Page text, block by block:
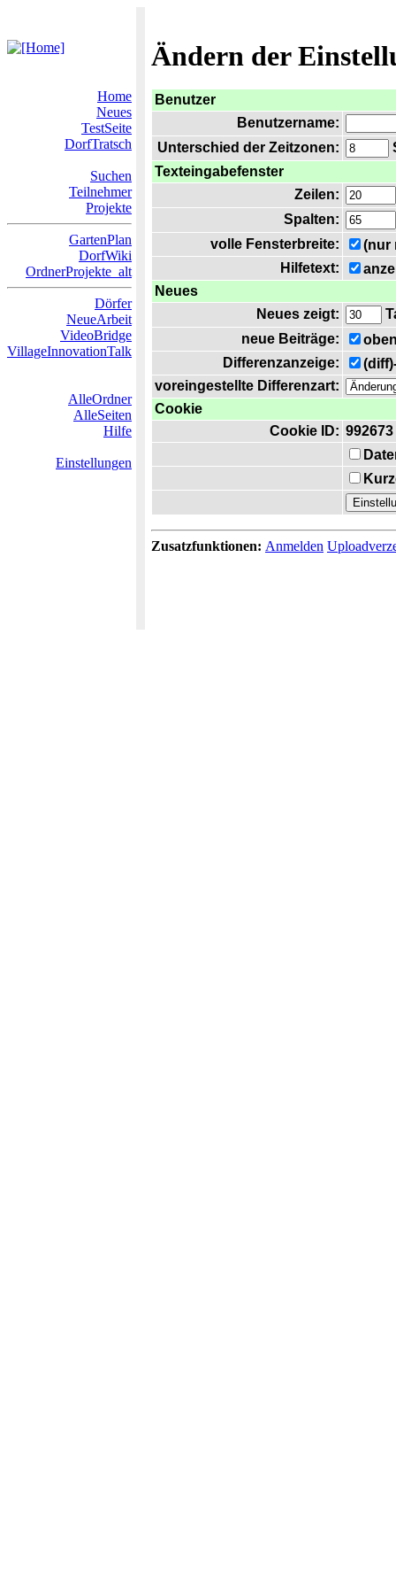
Ändern der
Home
Neues
TestSeite
DorfTratsch
Suchen
Teilnehmer
Projekte
GartenPlan
DorfWiki
OrdnerProjekte_alt
Dörfer
NeueArbeit
VideoBridge
VillageInnovationTalk
AlleOrdner
AlleSeiten
Hilfe
Einstellungen
Benutzer
Benutzername:
Unterschied der Zeitzonen:
Texteingabefenster
Zeilen:
Spalten:
volle Fensterbreite:
(nur
Hilfetext:
Neues
Neues zeigt:
neue Beiträge:
Differenzanzeige:
voreingestellte Differenzart:
Cookie
Cookie ID: 992673
Zusatzfunktionen: Anmelden